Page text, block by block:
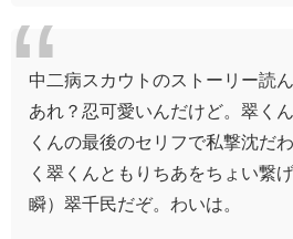
中二病スカウトのストーリー読
あれ？忍可愛いんだけど。翠く
くんの最後のセリフで私撃沈だ
く翠くんともりちあをちょい繋
瞬）翠千民だぞ。わいは。